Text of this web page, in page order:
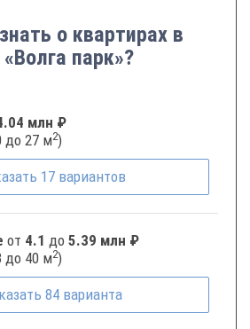
о квартирах в
парк»?
млн ₽
до 27 м2)
17 вариантов
от 4.1 до 5.39 млн ₽
до 40 м2)
84 варианта